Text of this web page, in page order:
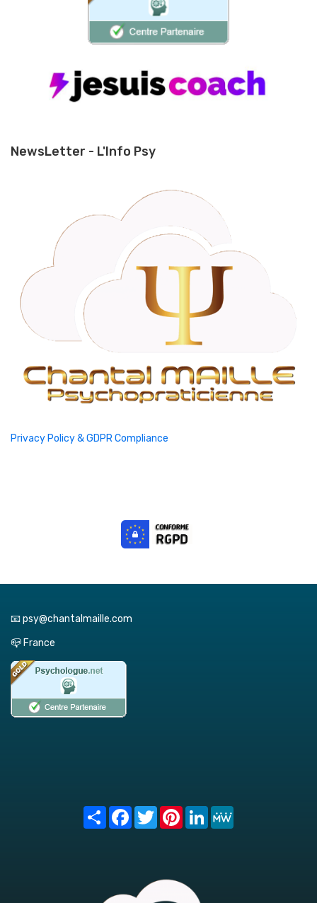
NewsLetter - L'Info Psy
Privacy Policy & GDPR Compliance
📧 psy@chantalmaille.com
📪 France
Share FacebookTwitterPinterest
LinkedIn